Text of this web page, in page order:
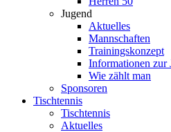
Jugend
Aktuelles
Mannschaften
Trainingskonzept
Informationen zur
Wie zählt man
Sponsoren
Tischtennis
Tischtennis
Aktuelles